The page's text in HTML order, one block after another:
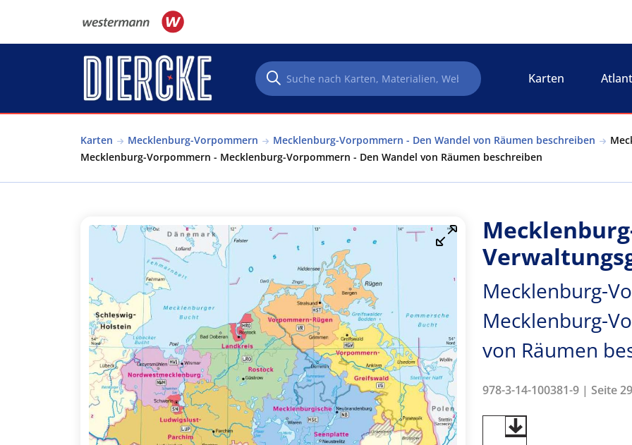
Karten
Karten Mecklenburg-Vorpommern Mecklenburg-Vorpommern - Den Wandel von Räumen beschreiben
Mecklenburg-Vorpommern - Mecklenburg-Vorpommern - Den Wandel von Räumen beschreiben
Mecklenburg-
Mecklenburg-
von Räumen
978-3-14-100381-9 | Seite